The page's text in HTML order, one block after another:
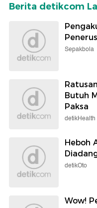
Berita detikcom
Sepakbola
Butuh
Paksa
detikHealth
Heboh
detikOto
Wow!